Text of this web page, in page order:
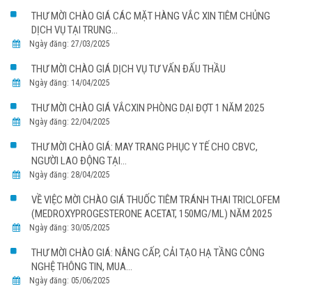
THƯ MỜI CHÀO GIÁ CÁC MẶT HÀNG VẮC XIN TIÊM CHỦNG
DỊCH VỤ TẠI TRUNG...
Ngày đăng: 27/03/2025
THƯ MỜI CHÀO GIÁ DỊCH VỤ TƯ VẤN ĐẤU THẦU
Ngày đăng: 14/04/2025
THƯ MỜI CHÀO GIÁ VẮCXIN PHÒNG DẠI ĐỢT 1 NĂM 2025
Ngày đăng: 22/04/2025
THƯ MỜI CHÀO GIÁ: MAY TRANG PHỤC Y TẾ CHO CBVC,
NGƯỜI LAO ĐỘNG TẠI...
Ngày đăng: 28/04/2025
VỀ VIỆC MỜI CHÀO GIÁ THUỐC TIÊM TRÁNH THAI TRICLOFEM
(MEDROXYPROGESTERONE ACETAT, 150MG/ML) NĂM 2025
Ngày đăng: 30/05/2025
THƯ MỜI CHÀO GIÁ: NÂNG CẤP, CẢI TẠO HẠ TẦNG CÔNG
NGHỆ THÔNG TIN, MUA...
Ngày đăng: 05/06/2025